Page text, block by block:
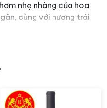
nhẹ nhàng của hoa
cùng với hương trái
giúp giữ vị ngọt trong